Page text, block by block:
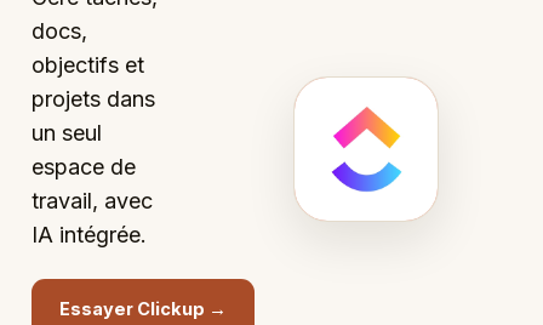
docs,
objectifs et
projets dans
un seul
espace de
travail, avec
IA intégrée.
Essayer Clickup →
C